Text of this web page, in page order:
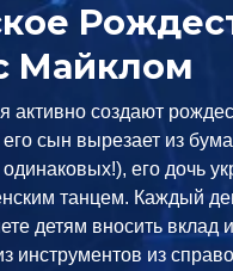
Майклом
активно создают
сын вырезает из
его дочь
танцем. Каждый
детям вносить вклад
инструментов из